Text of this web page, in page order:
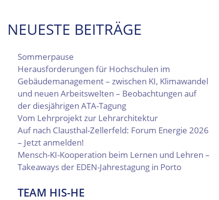
NEUESTE BEITRÄGE
Sommerpause
Herausforderungen für Hochschulen im
Gebäudemanagement – zwischen KI, Klimawandel
und neuen Arbeitswelten – Beobachtungen auf
der diesjährigen ATA-Tagung
Vom Lehrprojekt zur Lehrarchitektur
Auf nach Clausthal-Zellerfeld: Forum Energie 2026
– Jetzt anmelden!
Mensch-KI-Kooperation beim Lernen und Lehren –
Takeaways der EDEN-Jahrestagung in Porto
TEAM HIS-HE